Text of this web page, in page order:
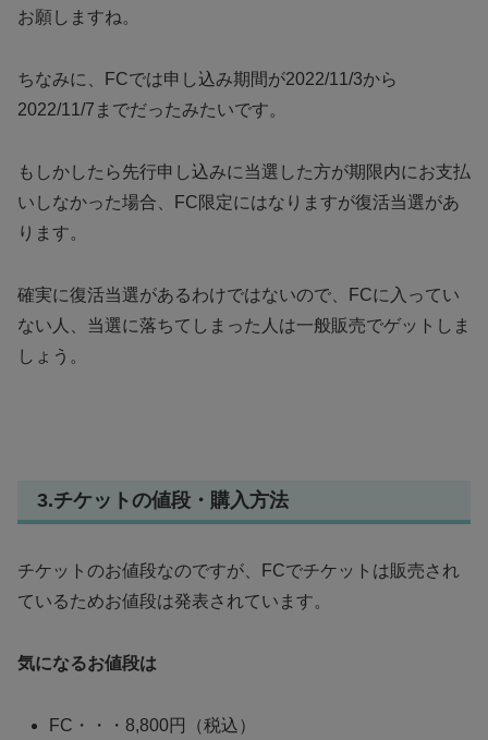
お願しますね。
ちなみに、FCでは申し込み期間が2022/11/3から
2022/11/7までだったみたいです。
もしかしたら先行申し込みに当選した方が期限内にお支払
いしなかった場合、FC限定にはなりますが復活当選があ
ります。
確実に復活当選があるわけではないので、FCに入ってい
ない人、当選に落ちてしまった人は一般販売でゲットしま
しょう。
3.チケットの値段・購入方法
チケットのお値段なのですが、FCでチケットは販売され
ているためお値段は発表されています。
気になるお値段は
FC・・・8,800円（税込）